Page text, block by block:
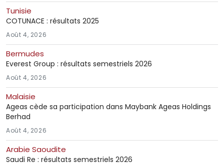
Tunisie
COTUNACE : résultats 2025
Août 4, 2026
Bermudes
Everest Group : résultats semestriels 2026
Août 4, 2026
Malaisie
Ageas cède sa participation dans Maybank Ageas Holdings
Berhad
Août 4, 2026
Arabie Saoudite
Saudi Re : résultats semestriels 2026